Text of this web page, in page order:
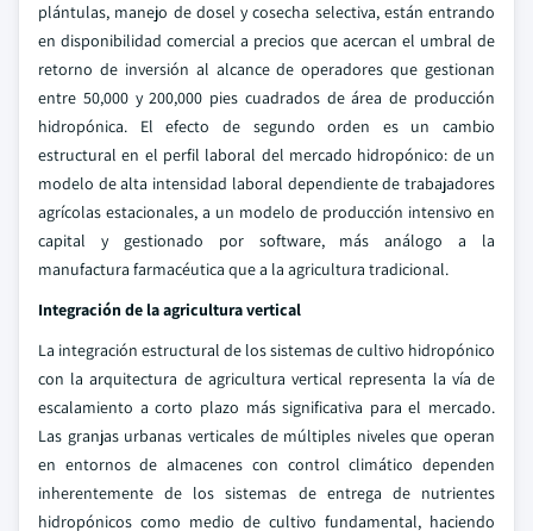
plántulas, manejo de dosel y cosecha selectiva, están entrando
en disponibilidad comercial a precios que acercan el umbral de
retorno de inversión al alcance de operadores que gestionan
entre 50,000 y 200,000 pies cuadrados de área de producción
hidropónica. El efecto de segundo orden es un cambio
estructural en el perfil laboral del mercado hidropónico: de un
modelo de alta intensidad laboral dependiente de trabajadores
agrícolas estacionales, a un modelo de producción intensivo en
capital y gestionado por software, más análogo a la
manufactura farmacéutica que a la agricultura tradicional.
Integración de la agricultura vertical
La integración estructural de los sistemas de cultivo hidropónico
con la arquitectura de agricultura vertical representa la vía de
escalamiento a corto plazo más significativa para el mercado.
Las granjas urbanas verticales de múltiples niveles que operan
en entornos de almacenes con control climático dependen
inherentemente de los sistemas de entrega de nutrientes
hidropónicos como medio de cultivo fundamental, haciendo